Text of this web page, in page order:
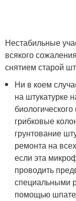
Нестабильные
всякого
снятием старой
Ни в коем
на штукатурке
грибковые
грунтование
ремонта на
если эта
проводить
специальными
помощью